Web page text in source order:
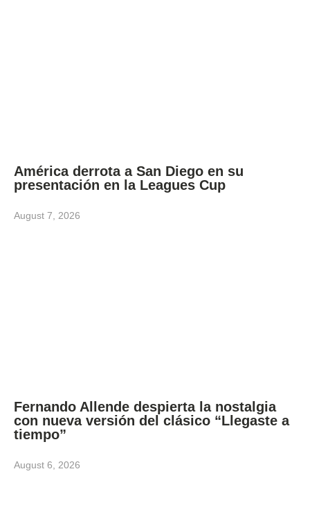
América derrota a San Diego en su
presentación en la Leagues Cup
August 7, 2026
Fernando Allende despierta la nostalgia
con nueva versión del clásico “Llegaste a
tiempo”
August 6, 2026